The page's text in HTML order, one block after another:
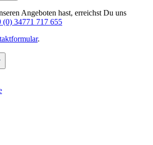
Angeboten hast, erreichst Du uns
(0) 34771 717 655
.